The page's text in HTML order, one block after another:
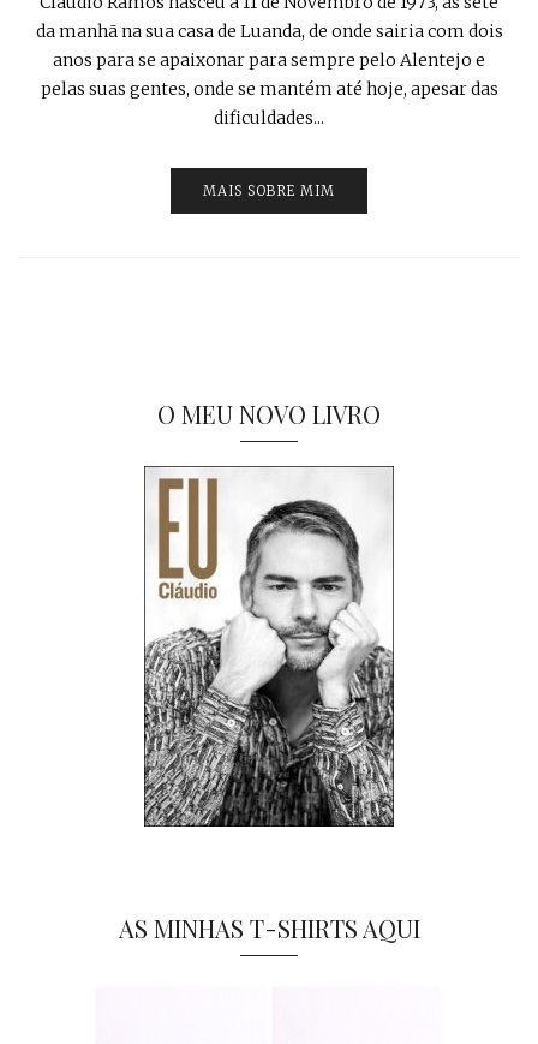
da manhã na sua casa de Luanda, de onde sairia com dois
anos para se apaixonar para sempre pelo Alentejo e
pelas suas gentes, onde se mantém até hoje, apesar das
dificuldades...
MAIS SOBRE MIM
O MEU NOVO LIVRO
AS MINHAS T-SHIRTS AQUI